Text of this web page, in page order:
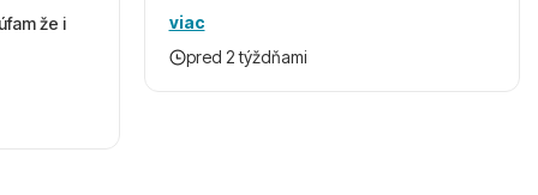
že i
viac
pred 2 týždňami